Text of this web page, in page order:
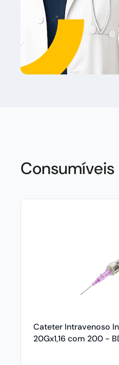
Consumíveis
Cateter Intravenoso
20Gx1,16 com 200 -